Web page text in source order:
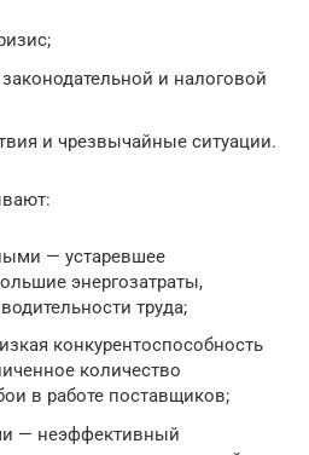
и налоговой
и чрезвычайные ситуации.
— устаревшее
энергозатраты,
труда;
конкурентоспособность
количество
в работе поставщиков;
— неэффективный